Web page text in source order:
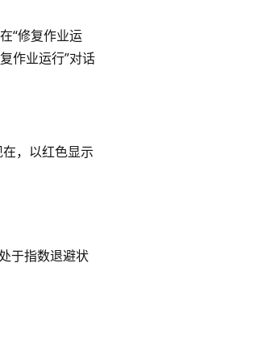
“修复作业运
作业运行”对话
，以红色显示
于指数退避状